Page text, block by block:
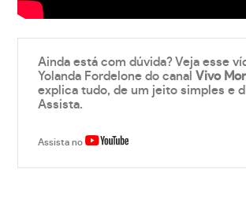
Ainda está com dúvida? Veja esse
Yolanda Fordelone do canalVivo
explica tudo, de um jeito simples e
Assista.
Assista no